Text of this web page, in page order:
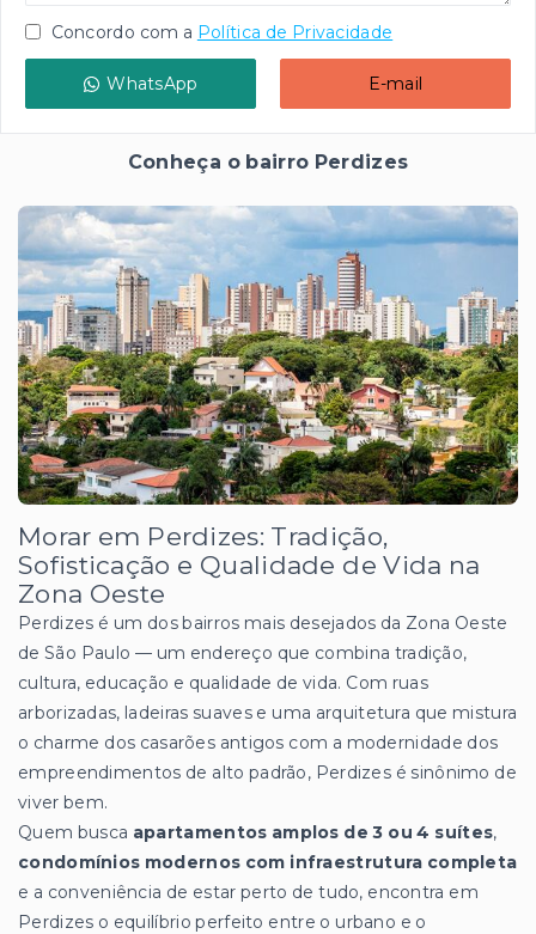
Concordo com a Política de Privacidade
WhatsApp E-mail
Conheça o bairro Perdizes
Morar em Perdizes: Tradição,
Sofisticação e Qualidade de Vida na
Zona Oeste
Perdizes é um dos bairros mais desejados da Zona Oeste
de São Paulo — um endereço que combina tradição,
cultura, educação e qualidade de vida. Com ruas
arborizadas, ladeiras suaves e uma arquitetura que mistura
o charme dos casarões antigos com a modernidade dos
empreendimentos de alto padrão, Perdizes é sinônimo de
viver bem.
Quem busca apartamentos amplos de 3 ou 4 suítes,
condomínios modernos com infraestrutura completa
e a conveniência de estar perto de tudo, encontra em
Perdizes o equilíbrio perfeito entre o urbano e o